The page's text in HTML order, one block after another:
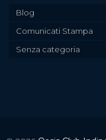
Blog
Comunicati Stampa
Senza categoria